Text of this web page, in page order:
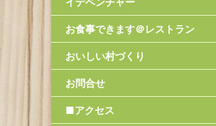
お食事できます＠レストラン
おいしい村づくり
お問合せ
■アクセス